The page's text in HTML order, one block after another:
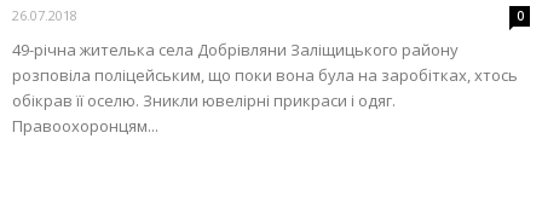
26.07.2018 0
49-річна жителька села Добрівляни Заліщицького району
розповіла поліцейським, що поки вона була на заробітках, хтось
обікрав її оселю. Зникли ювелірні прикраси і одяг.
Правоохоронцям...